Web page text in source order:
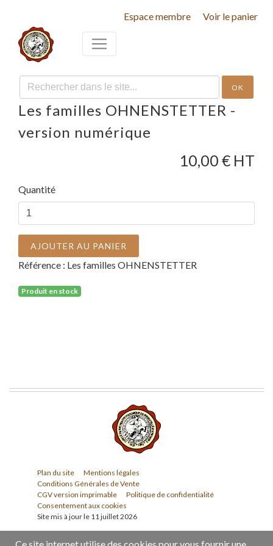
Espace membre Voir le panier
OK
Les familles OHNENSTETTER -
version numérique
10,00 € HT
Quantité
AJOUTER AU PANIER
Référence : Les familles OHNENSTETTER
Produit en stock
Plan du site
Mentions légales
Conditions Générales de Vente
CGV version imprimable
Politique de confidentialité
Consentement aux cookies
Site mis à jour le 11 juillet 2026